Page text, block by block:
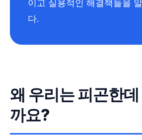
이고 실용적인 해결책들을
다.
왜 우리는 피곤한
까요?